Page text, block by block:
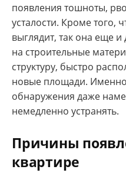
появления тошноты,
усталости. Кроме того,
выглядит, так она еще и
на строительные
структуру, быстро
новые площади.
обнаружения даже
немедленно устранять.
Причины
квартире